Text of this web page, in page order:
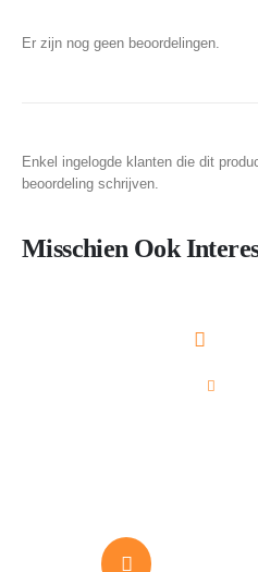
Er zijn nog geen beoordelingen.
Enkel ingelogde klanten die dit
beoordeling schrijven.
Misschien Ook